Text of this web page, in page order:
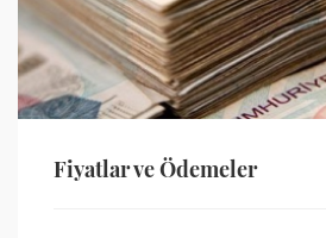
Fiyatlar ve Ödemeler